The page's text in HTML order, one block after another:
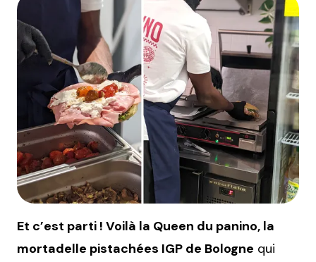
Et c’est parti ! Voilà la Queen du panino, la
mortadelle pistachées IGP de Bologne qui